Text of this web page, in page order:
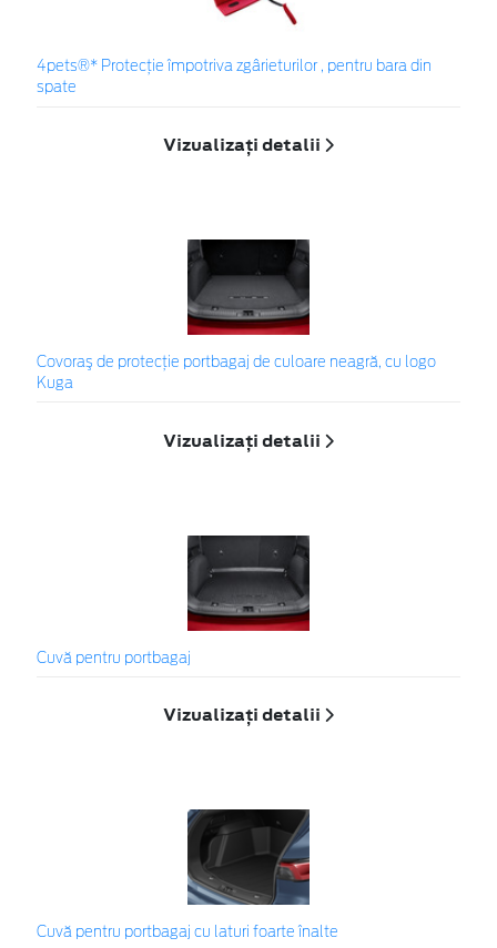
4pets®* Protecție împotriva zgârieturilor , pentru bara din
spate
Vizualizați detalii
Covoraş de protecţie portbagaj de culoare neagră, cu logo
Kuga
Vizualizați detalii
Cuvă pentru portbagaj
Vizualizați detalii
Cuvă pentru portbagaj cu laturi foarte înalte